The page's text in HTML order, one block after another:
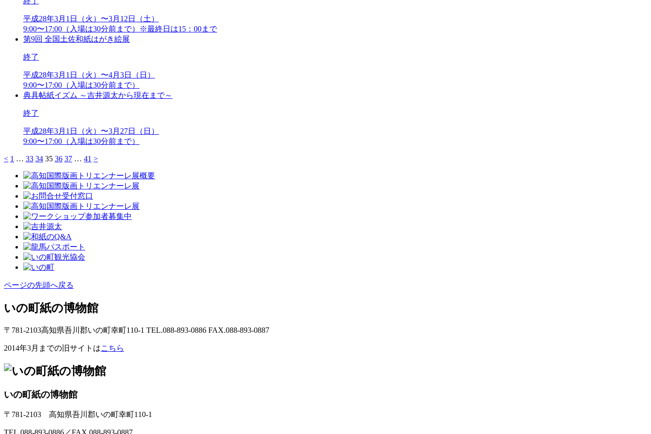
平成28年3月1日（火）〜3月12日（土）
9:00〜17:00（入場は30分前まで）※最終日は15：00まで
第9回 全国土佐和紙はがき絵展
終了
平成28年3月1日（火）〜4月3日（日）
9:00〜17:00（入場は30分前まで）
典具帖紙イズム ～吉井源太から現在まで～
終了
平成28年3月1日（火）〜3月27日（日）
9:00〜17:00（入場は30分前まで）
< 1 … 33 34 35 36 37 … 41 >
ページの先頭へ戻る
いの町紙の博物館
〒781-2103高知県吾川郡いの町幸町110-1 TEL.088-893-0886 FAX.088-893-0887
2014年3月までの旧サイトはこちら
いの町紙の博物館
〒781-2103 高知県吾川郡いの町幸町110-1